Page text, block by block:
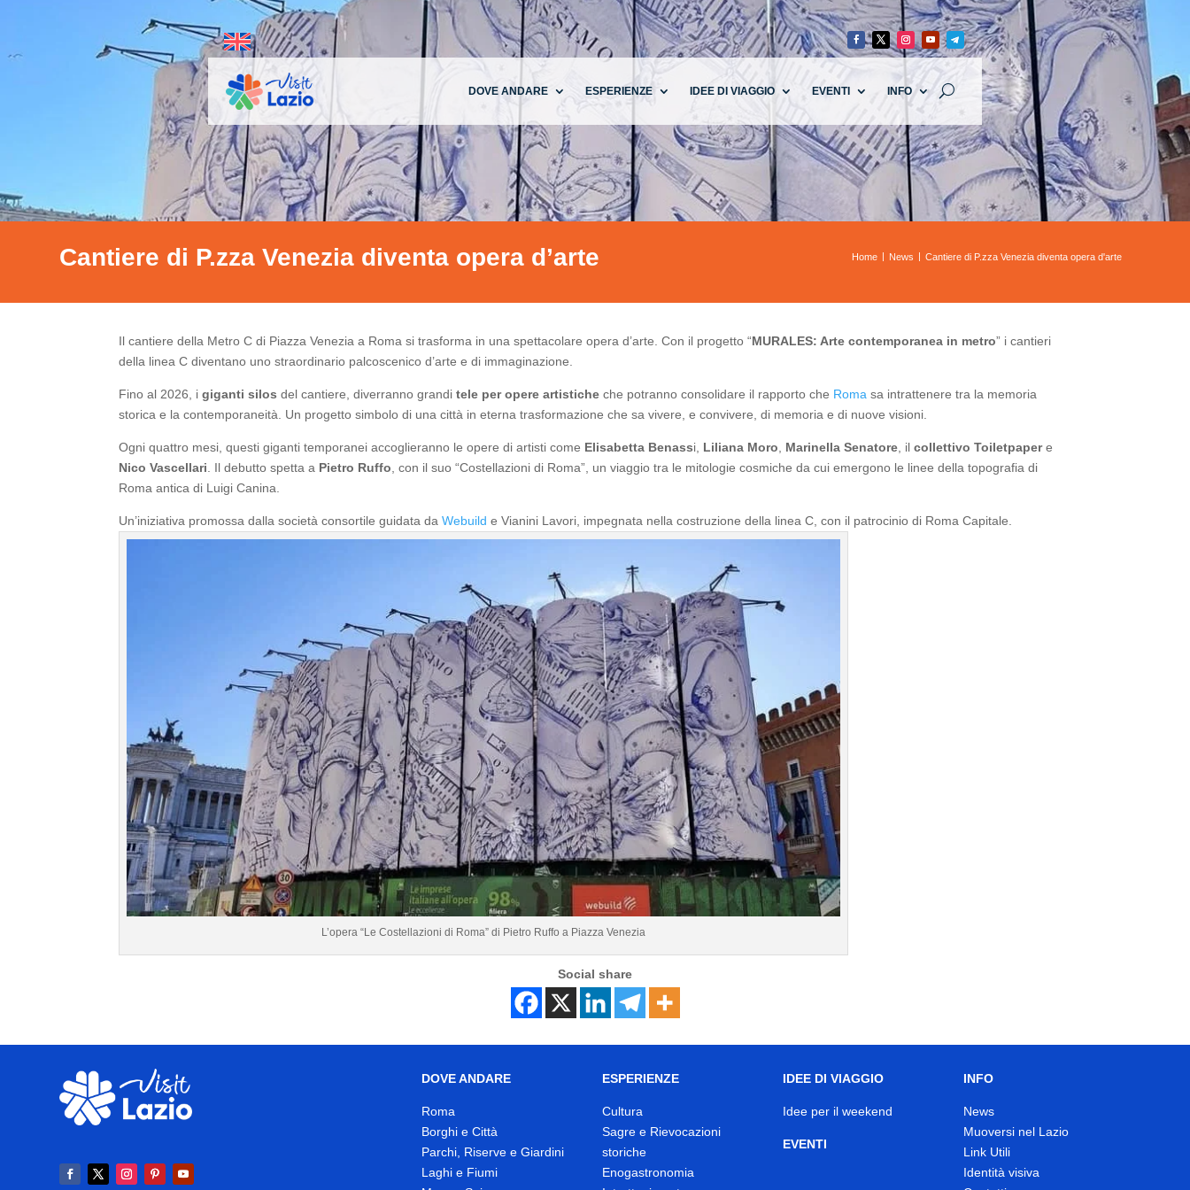
DOVE ANDARE ESPERIENZE IDEE DI VIAGGIO EVENTI INFO
Cantiere di P.zza Venezia diventa opera d’arte Home News Cantiere di P.zza Venezia diventa opera d'arte
Il cantiere della Metro C di Piazza Venezia a Roma si trasforma in una spettacolare opera d’arte. Con il progetto “MURALES: Arte contemporanea in metro” i cantieri
della linea C diventano uno straordinario palcoscenico d’arte e di immaginazione.
Fino al 2026, igiganti silos del cantiere, diverranno grandi tele per opere artistiche che potranno consolidare il rapporto che Roma sa intrattenere tra la memoria
storica e la contemporaneità. Un progetto simbolo di una città in eterna trasformazione che sa vivere, e convivere, di memoria e di nuove visioni.
Ogni quattro mesi, questi giganti temporanei accoglieranno le opere di artisti come Elisabetta Benassi, Liliana Moro Marinella Senatore , ilcollettivo Toiletpapere
Nico Vascellari . Il debutto spetta a Pietro Ruffo , con il suo “Costellazioni di Roma”, un viaggio tra le mitologie cosmiche da cui emergono le linee della topografia di
Roma antica di Luigi Canina.
Un’iniziativa promossa dalla società consortile guidata daWebuild e Vianini Lavori, impegnata nella costruzione della linea C, con il patrocinio di Roma Capitale.
L’opera “Le Costellazioni di Roma” di Pietro Ruffo a Piazza Venezia
Social share
DOVE ANDARE
Roma
Borghi e Città
Parchi, Riserve e Giardini
Laghi e Fiumi
ESPERIENZE
Cultura
Sagre e Rievocazioni
storiche
Enogastronomia
IDEE DI VIAGGIO
Idee per il weekend
EVENTI
INFO
News
Muoversi nel Lazio
Link Utili
Identità visiva